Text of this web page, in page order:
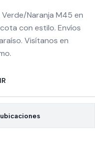
Naranja M45 en
con estilo. Envíos
Visítanos en